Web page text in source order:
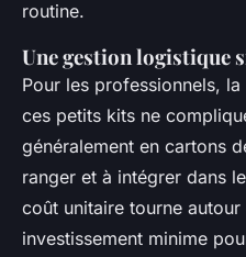
routine.
Une gestion logistique
Pour les professionnels,
ces petits kits ne
généralement en cartons
ranger et à intégrer dans
coût unitaire tourne autour
investissement minime